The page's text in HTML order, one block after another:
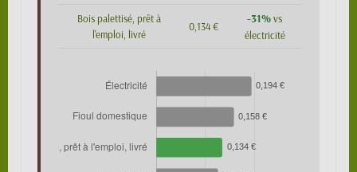
Bois palettisé, prêt à
l'emploi, livré
0,134 €
-31%vs
électricité